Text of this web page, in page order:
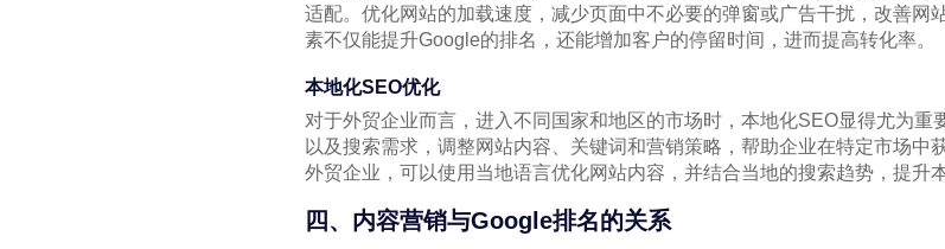
适配。优化网站的加载速度，减少页面中不必要的弹窗或广告干扰，改善网
素不仅能提升Google的排名，还能增加客户的停留时间，进而提高转化率。
本地化SEO优化
对于外贸企业而言，进入不同国家和地区的市场时，本地化SEO显得尤为重
以及搜索需求，调整网站内容、关键词和营销策略，帮助企业在特定市场中
外贸企业，可以使用当地语言优化网站内容，并结合当地的搜索趋势，提升
四、内容营销与Google排名的关系